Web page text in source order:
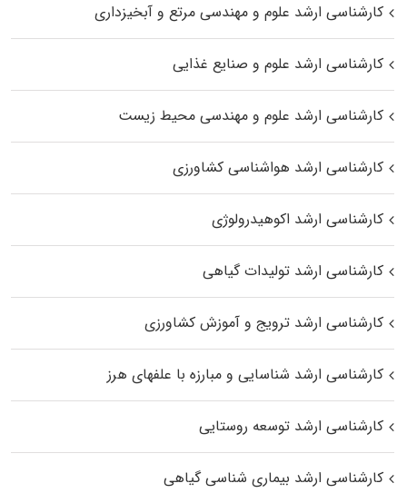
کارشناسی ارشد علوم و مهندسی مرتع و آبخیزداری
کارشناسی ارشد علوم و صنایع غذایی
کارشناسی ارشد علوم و مهندسی محیط زیست
کارشناسی ارشد هواشناسی کشاورزی
کارشناسی ارشد اکوهیدرولوژی
کارشناسی ارشد تولیدات گیاهی
کارشناسی ارشد ترویج و آموزش کشاورزی
کارشناسی ارشد شناسایی و مبارزه با علفهای هرز
کارشناسی ارشد توسعه روستایی
کارشناسی ارشد بیماری‌ شناسی گیاهی